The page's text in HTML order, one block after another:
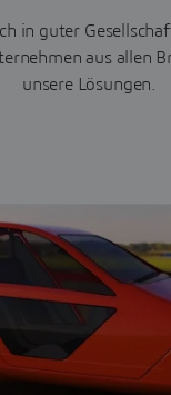
in guter
aus allen
unsere Lösungen.